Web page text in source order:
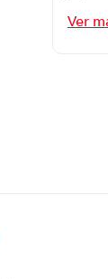
No
Voltaje